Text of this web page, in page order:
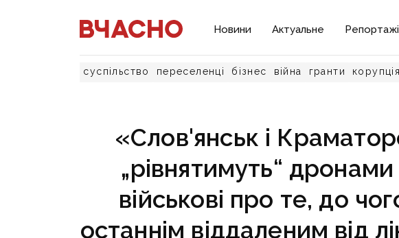
Новини Актуальне Репортажі
суспільство переселенці бізнес війна гранти корупція
«Слов'янськ і
„рівнятимуть“ дронами
військові про те, до
останнім віддаленим від